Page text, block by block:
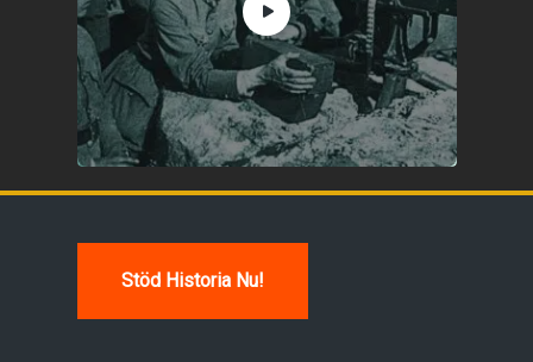
Stöd Historia Nu!